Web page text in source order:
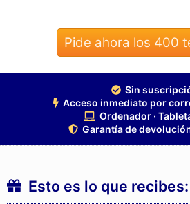
Pide ahora los 400
Sin
Acceso inmediato por
Ordenador ·
Garantía de
Esto es lo que recibes: